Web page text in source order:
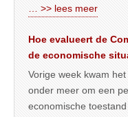
… >> lees meer
Hoe evalueert de
de economische
Vorige week kwam
onder meer om een
economische